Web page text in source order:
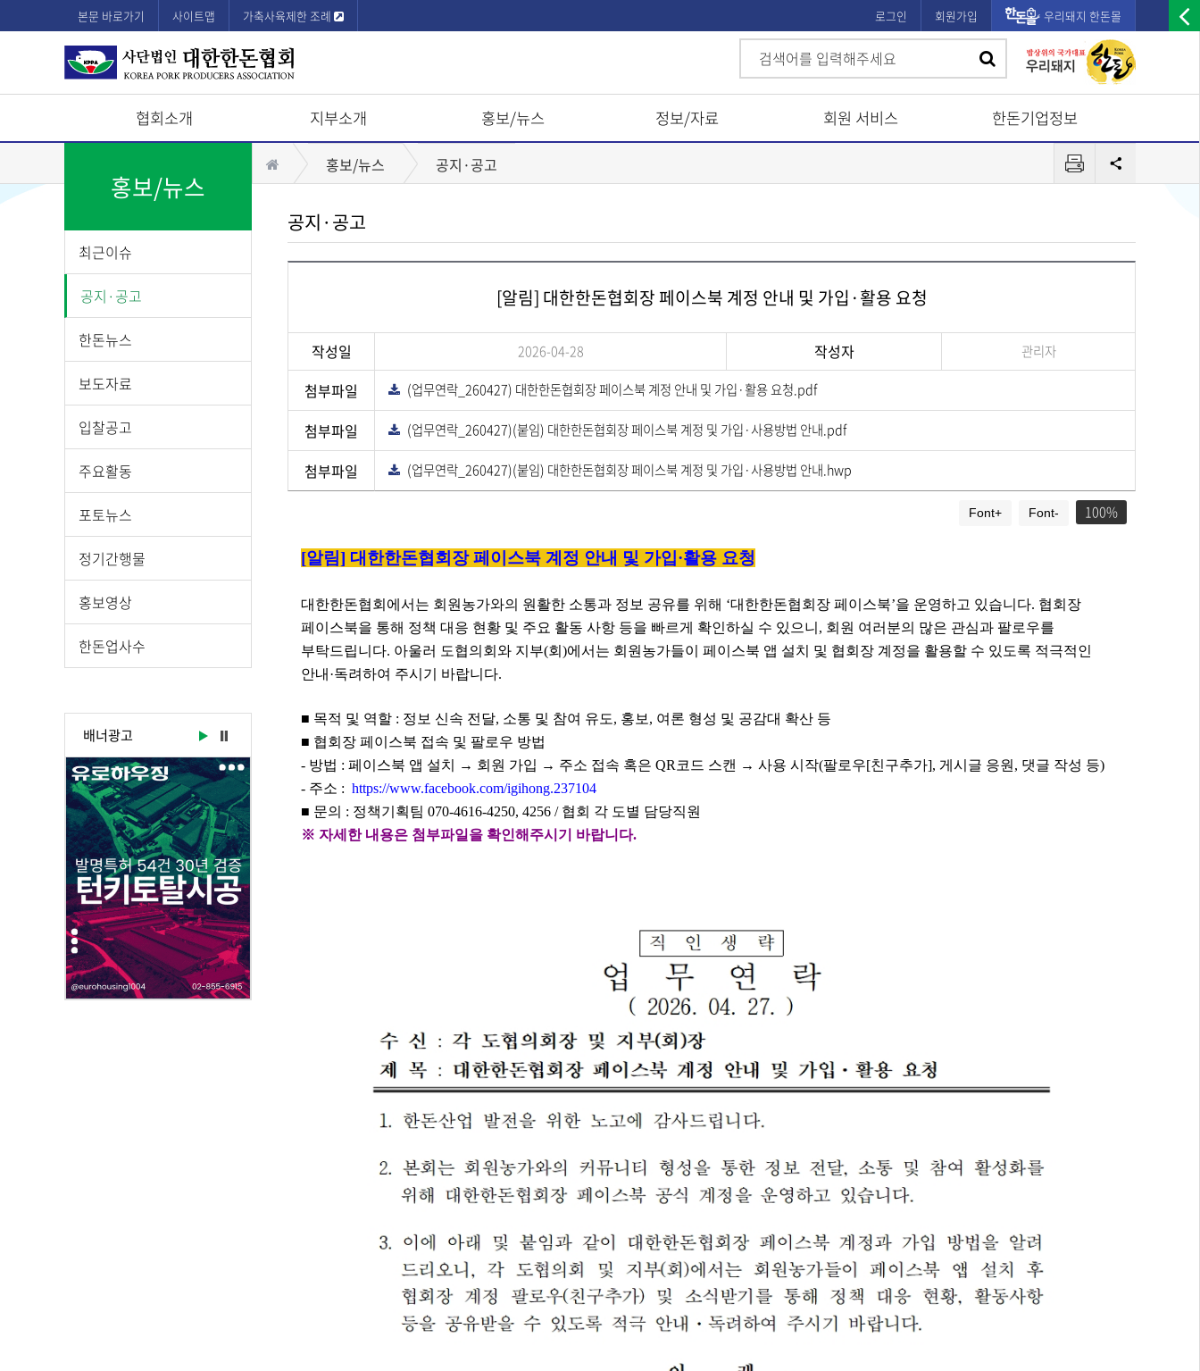
본문 바로가기 사이트맵 가축사육제한 조례 로그인 회원가입 우리돼지 한돈몰
우
광
배
너
색
협회소개 지부소개 홍보/뉴스 정보/자료 회원 서비스 한돈기업정보
단
바
일
뉴
홍보/뉴스 공지·공고
프
린
공
유
홍보/뉴스
최근이슈
공지·공고
한돈뉴스
보도자료
입찰공고
주요활동
포토뉴스
정기간행물
홍보영상
한돈업사수
배너광고
공지·공고
[알림] 대한한돈협회장 페이스북 계정 안내 및 가입·활용 요청
작성일 2026-04-28 작성자 관리자
첨부파일
다
운
로
드
(업무연락_260427) 대한한돈협회장 페이스북 계정 안내 및 가입·활용 요청.pdf
첨부파일
다
운
로
드
(업무연락_260427)(붙임) 대한한돈협회장 페이스북 계정 및 가입·사용방법 안내.pdf
첨부파일
다
운
로
(업무연락_260427)(붙임) 대한한돈협회장 페이스북 계정 및 가입·사용방법 안내.hwp
100
Font+ Font-
[알림] 대한한돈협회장 페이스북 계정 안내 및 가입·활용 요청
대한한돈협회에서는 회원농가와의 원활한 소통과 정보 공유를 위해 ‘대한한돈협회장 페이스북’을 운영하고 있습니다. 협회장
페이스북을 통해 정책 대응 현황 및 주요 활동 사항 등을 빠르게 확인하실 수 있으니 , 회원 여러분의 많은 관심과 팔로우를
부탁드립니다. 아울러 도협의회와 지부(회)에서는 회원농가들이 페이스북 앱 설치 및 협회장 계정을 활용할 수 있도록 적극적인
안내·독려하여 주시기 바랍니다.
■ 목적 및 역할 : 정보 신속 전달, 소통 및 참여 유도, 홍보 , 여론 형성 및 공감대 확산 등
■ 협회장 페이스북 접속 및 팔로우 방법
- 방법 : 페이스북 앱 설치 → 회원 가입 → 주소 접속 혹은 QR코드 스캔 → 사용 시작(팔로우[친구추가], 게시글 응원 , 댓글 작성 등)
- 주소 : https://www.facebook.com/igihong.237104
■ 문의 : 정책기획팀 070-4616-4250, 4256 / 협회 각 도별 담당직원
※ 자세한 내용은 첨부파일을 확인해주시기 바랍니다.